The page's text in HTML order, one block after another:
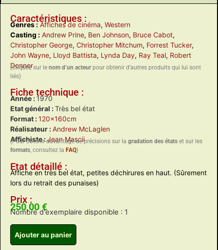
Caractéristiques :
Genres : Affiches de cinéma, Western
Casting : Andrew Prine, Ben Johnson, Bruce Cabot,
Christopher George, Christopher Mitchum, Forrest Tucker,
John Wayne, Lloyd Battista, Lynda Day, Ray Teal, Robert
Donner
(Cliquez sur le nom d’un acteurpour obtenir d’autres produits qui lui sont
liés)
Fiche technique :
Année : 1970
Etat général :Très bel état
Format :120x160cm
Réalisateur :Andrew McLaglen
Affichiste :Jean Mascii
(Pour obtenir davantage de précisions sur la gradation des états et sur les
formats, consultez la FAQ)
Etat détaillé :
Affiche en très bel état, petites déchirures en haut. (Sûrement
lors du retrait des punaises)
Prix :
250,00 €
Nombre d'exemplaire disponible : 1
Ajouter au panier